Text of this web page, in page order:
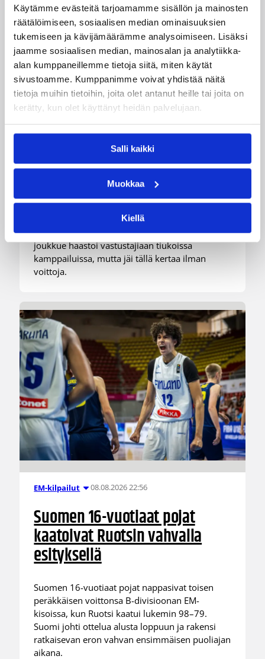
Käytämme evästeitä tarjoamamme sisällön ja mainosten
räätälöimiseen, sosiaalisen median ominaisuuksien
tukemiseen ja kävijämäärämme analysoimiseen. Lisäksi
jaamme sosiaalisen median, mainosalan ja analytiikka-
alan kumppaneillemme tietoja siitä, miten käytät
sivustoamme. Kumppanimme voivat yhdistää näitä
tietoja muihin tietoihin, joita olet antanut heille tai joita on
kerätty, kun olet käyttänyt heidän palvelujaan.
Salli kaikki
Muokkaa
Kiellä
Suomea edustavat 3×3-
joukkueet aloittivat Nordic Cup
-urakkansa Kööpenhaminassa
Naisten joukkue nappasi avauspäivänä kaksi
voittoa neljästä ottelustaan, kun taas miesten
joukkue haastoi vastustajiaan tiukoissa
kamppailuissa, mutta jäi tällä kertaa ilman
voittoja.
EM-kilpailut 08.08.2026 22:56
Suomen 16-vuotiaat pojat
kaatoivat Ruotsin vahvalla
esityksellä
Suomen 16-vuotiaat pojat nappasivat toisen
peräkkäisen voittonsa B-divisioonan EM-
kisoissa, kun Ruotsi kaatui lukemin 98–79.
Suomi johti ottelua alusta loppuun ja rakensi
ratkaisevan eron vahvan ensimmäisen puoliajan
aikana.